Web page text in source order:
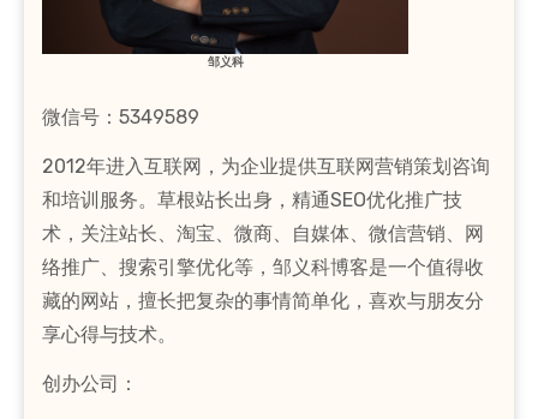
邹义科
微信号：5349589
2012年进入互联网，为企业提供互联网营销策划咨询
和培训服务。草根站长出身，精通SEO优化推广技
术，关注站长、淘宝、微商、自媒体、微信营销、网
络推广、搜索引擎优化等，邹义科博客是一个值得收
藏的网站，擅长把复杂的事情简单化，喜欢与朋友分
享心得与技术。
创办公司：